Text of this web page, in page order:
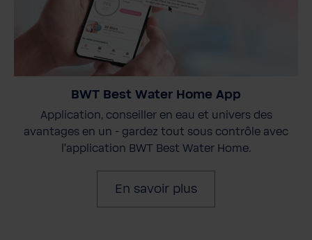
BWT Best Water Home App
Application, conseiller en eau et univers des
avantages en un - gardez tout sous contrôle avec
l'application BWT Best Water Home.
En savoir plus